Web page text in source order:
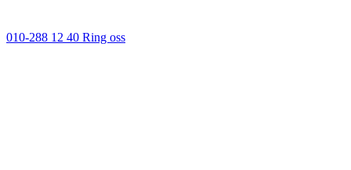
010-288 12 40 Ring oss